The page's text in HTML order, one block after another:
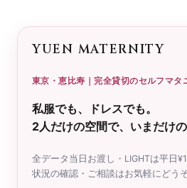
YUEN MATERNITY
東京・恵比寿｜完全貸切のセルフマタ
私服でも、ドレスでも。
2人だけの空間で、いまだけの
全データ当日お渡し・LIGHTは平日
状況の確認・ご相談はお気軽にどうぞ